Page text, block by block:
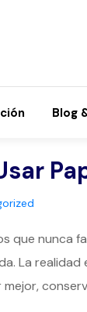
Blog
que nunca
La realidad